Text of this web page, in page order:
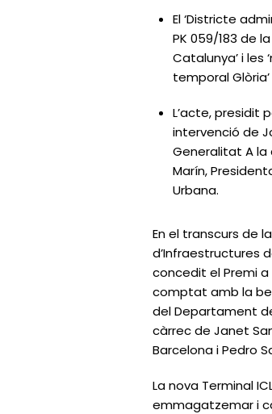
El ‘Districte
PK 059/183 de
Catalunya’ i les
temporal
L’acte, presidit
intervenció de
Generalitat A la
Marín,
Urbana.
En el transcurs de
d’Infraestructures
concedit el Premi a
comptat amb la
del Departament
càrrec de Janet
Barcelona i Pedro
La nova Terminal
emmagatzemar i